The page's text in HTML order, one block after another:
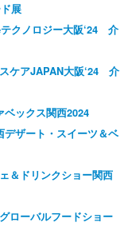
展
クノロジー大阪‘24 介
ケアJAPAN大阪‘24 介
ベックス関西2024
デザート・スイーツ＆ベ
＆ドリンクショー関西
ローバルフードショー